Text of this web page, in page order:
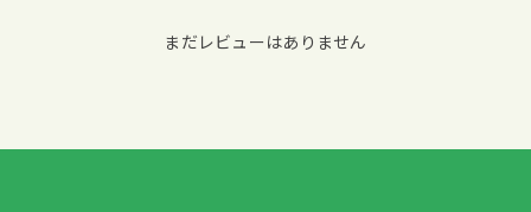
まだレビューはありません